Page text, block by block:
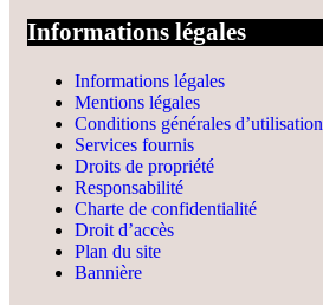
Informations légales
Informations légales
Mentions légales
Conditions générales d’utilisation
Services fournis
Droits de propriété
Responsabilité
Charte de confidentialité
Droit d’accès
Plan du site
Bannière